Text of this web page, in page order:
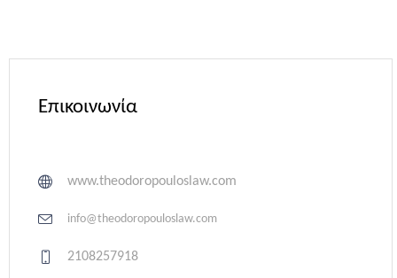
Επικοινωνία
www.theodoropouloslaw.com
info@theodoropouloslaw.com
2108257918